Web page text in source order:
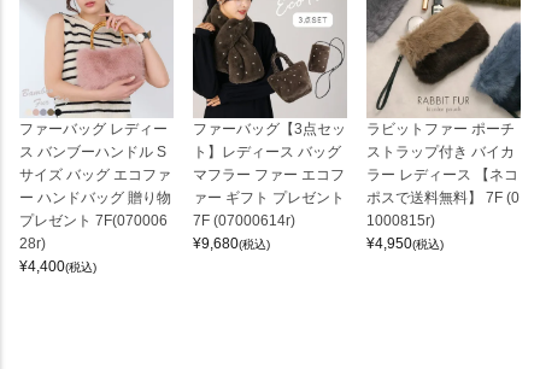
ファーバッグ レディー
ス バンブーハンドル S
サイズ バッグ エコファ
ー ハンドバッグ 贈り物
プレゼント 7F(070006
28r)
¥4,400(税込)
ファーバッグ【3点セッ
ト】レディース バッグ
マフラー ファー エコフ
ァー ギフト プレゼント
7F (07000614r)
¥9,680(税込)
ラビットファー ポーチ
ストラップ付き バイカ
ラー レディース 【ネコ
ポスで送料無料】 7F (0
1000815r)
¥4,950(税込)